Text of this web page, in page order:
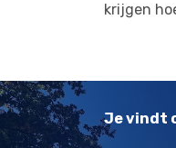
krijgen
Je vindt